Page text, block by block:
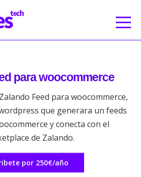
para woocommerce
Feed para woocommerce,
que generara un feeds
y conecta con el
de Zalando.
por 250€/año